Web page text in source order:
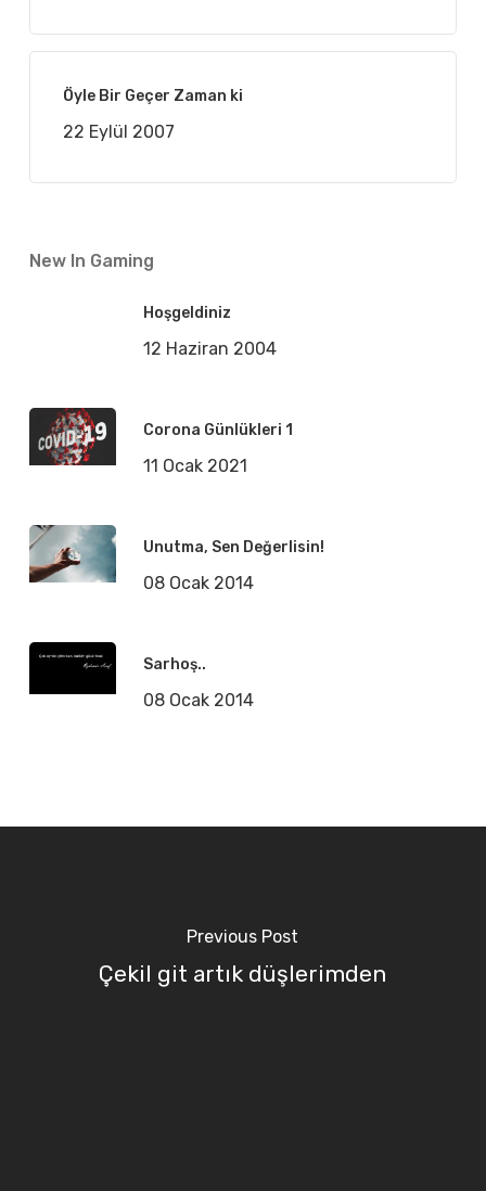
Öyle Bir Geçer Zaman ki
22 Eylül 2007
New In Gaming
Hoşgeldiniz
12 Haziran 2004
Corona Günlükleri 1
11 Ocak 2021
Unutma, Sen Değerlisin!
08 Ocak 2014
Sarhoş..
08 Ocak 2014
Previous Post
Çekil git artık düşlerimden